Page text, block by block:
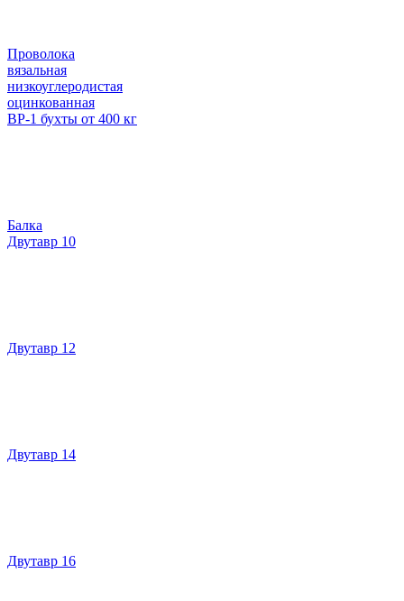
Проволока
вязальная
низкоуглеродистая
оцинкованная
ВР-1 бухты от 400 кг
Балка
Двутавр 10
Двутавр 12
Двутавр 14
Двутавр 16